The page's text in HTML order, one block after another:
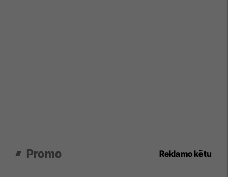
Promo Reklamo këtu